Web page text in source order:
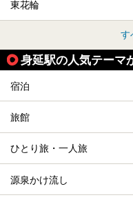
東花輪
す
身延駅の人気テーマ
宿泊
旅館
ひとり旅・一人旅
源泉かけ流し